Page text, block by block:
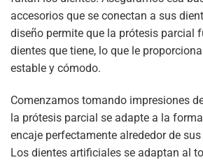
accesorios que se conectan a sus
diseño permite que la prótesis parcial
dientes que tiene, lo que le
estable y cómodo.
Comenzamos tomando impresiones
la prótesis parcial se adapte a la
encaje perfectamente alrededor de
Los dientes artificiales se adaptan al